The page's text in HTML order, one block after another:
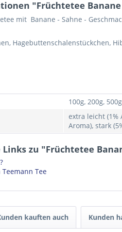
"Früchtetee Banane
mit Banane - Sahne -
Hagebuttenschalenstückchen,
100g, 200g, 500g
extra leicht (1%
Aroma), stark
zu "Früchtetee
Tee
kauften auch Kunden